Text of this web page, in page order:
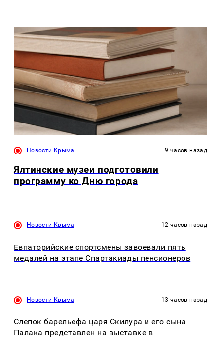
Новости Крыма 9 часов назад
Ялтинские музеи подготовили
программу ко Дню города
Новости Крыма 12 часов назад
Евпаторийские спортсмены завоевали пять
медалей на этапе Спартакиады пенсионеров
Новости Крыма 13 часов назад
Слепок барельефа царя Скилура и его сына
Палака представлен на выставке в